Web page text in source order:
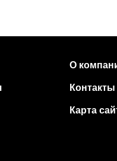
О
Контакты
Карта